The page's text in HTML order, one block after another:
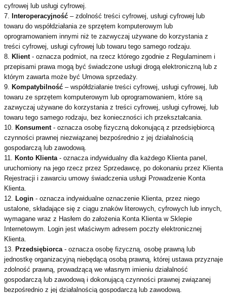
cyfrowej lub usługi cyfrowej.
7.
Interoperacyjność – zdolność treści cyfrowej, usługi cyfrowej lub
towaru do współdziałania ze sprzętem komputerowym lub
oprogramowaniem innymi niż te zazwyczaj używane do korzystania z
treści cyfrowej, usługi cyfrowej lub towaru tego samego rodzaju.
8.
Klient - oznacza podmiot, na rzecz którego zgodnie z Regulaminem i
przepisami prawa mogą być świadczone usługi drogą elektroniczną lub z
którym zawarta może być Umowa sprzedaży.
9.
Kompatybilność – współdziałanie treści cyfrowej, usługi cyfrowej, lub
towaru ze sprzętem komputerowym lub oprogramowaniem, które są
zazwyczaj używane do korzystania z treści cyfrowej, usługi cyfrowej, lub
towaru tego samego rodzaju, bez konieczności ich przekształcania.
10.
Konsument - oznacza osobę fizyczną dokonującą z przedsiębiorcą
czynności prawnej niezwiązanej bezpośrednio z jej działalnością
gospodarczą lub zawodową.
11.
Konto Klienta - oznacza indywidualny dla każdego Klienta panel,
uruchomiony na jego rzecz przez Sprzedawcę, po dokonaniu przez Klienta
Rejestracji i zawarciu umowy świadczenia usługi Prowadzenie Konta
Klienta.
12.
Login - oznacza indywidualne oznaczenie Klienta, przez niego
ustalone, składające się z ciągu znaków literowych, cyfrowych lub innych,
wymagane wraz z Hasłem do założenia Konta Klienta w Sklepie
Internetowym. Login jest właściwym adresem poczty elektronicznej
Klienta.
13.
Przedsiębiorca - oznacza osobę fizyczną, osobę prawną lub
jednostkę organizacyjną niebędącą osobą prawną, której ustawa przyznaje
zdolność prawną, prowadzącą we własnym imieniu działalność
gospodarczą lub zawodową i dokonującą czynności prawnej związanej
bezpośrednio z jej działalnością gospodarczą lub zawodową.